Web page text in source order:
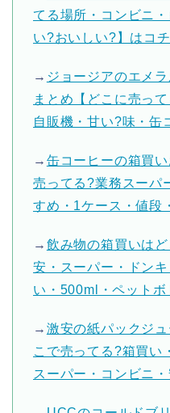
てる場所・コンビニ
い?おいしい?】はコ
→ ジョージアのエメ
まとめ【どこに売っ
自販機・甘い?味・缶
→ 缶コーヒーの箱買
売ってる?業務スーパ
すめ・1ケース・値段
→ 飲み物の箱買いは
安・スーパー・ドン
い・500ml・ペット
→ 激安の紙パックジ
こで売ってる?箱買い
スーパー・コンビニ